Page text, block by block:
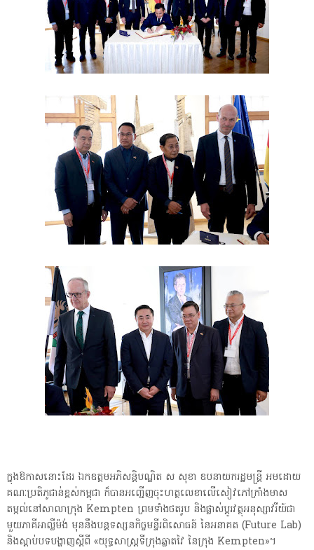
ក្នុងឱកាសនោះដែរ ឯកឧត្តមអភិសន្តិបណ្ឌិត ស សុខា ឧបនាយករដ្ឋមន្រ្តី អមដោយ
គណៈប្រតិភូជាន់ខ្ពស់កម្ពុជា ក៏បានអញ្ជើញចុះហត្ថលេខាលើសៀវភៅក្រាំងមាស
តម្កល់នៅសាលាក្រុង Kempten ព្រមទាំងថតរូប និងផ្លាស់ប្ដូរវត្ថុអនុស្សាវរីយ៍ជា
មួយភាគីអាល្លឺម៉ង់ មុននឹងបន្តទស្សនកិច្ចមន្ទីរពិសោធន៍ នៃអនាគត (Future Lab)
និងស្តាប់បទបង្ហាញស្តីពី «យុទ្ធសាស្ត្រទីក្រុងឆ្លាតវៃ នៃក្រុង Kempten»។